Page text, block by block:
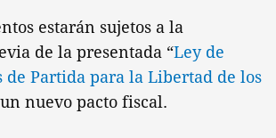
estarán sujetos a la
de la presentada “Ley de
de Partida para la Libertad de los
nuevo pacto fiscal.